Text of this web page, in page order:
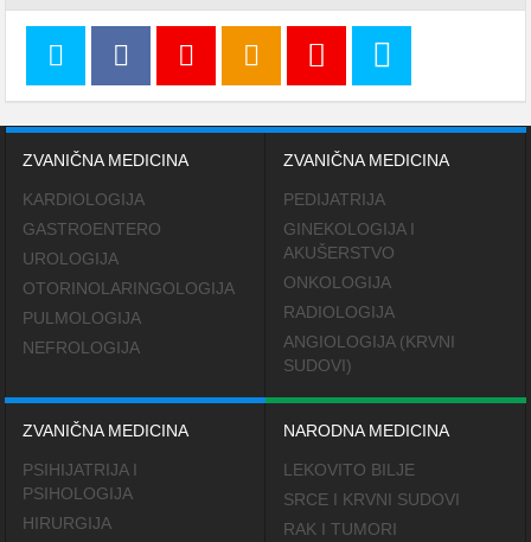
ZVANIČNA MEDICINA
KARDIOLOGIJA
GASTROENTERO
UROLOGIJA
OTORINOLARINGOLOGIJA
PULMOLOGIJA
NEFROLOGIJA
ZVANIČNA MEDICINA
PEDIJATRIJA
GINEKOLOGIJA I
AKUŠERSTVO
ONKOLOGIJA
RADIOLOGIJA
ANGIOLOGIJA (KRVNI
SUDOVI)
ZVANIČNA MEDICINA
PSIHIJATRIJA I
PSIHOLOGIJA
HIRURGIJA
NARODNA MEDICINA
LEKOVITO BILJE
SRCE I KRVNI SUDOVI
RAK I TUMORI